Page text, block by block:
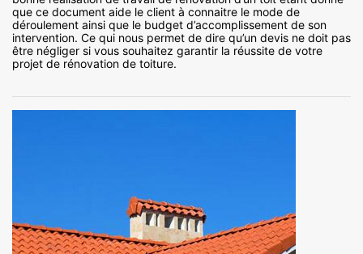
que ce document aide le client à connaitre le mode de
déroulement ainsi que le budget d’accomplissement de son
intervention. Ce qui nous permet de dire qu’un devis ne doit pas
être négliger si vous souhaitez garantir la réussite de votre
projet de rénovation de toiture.